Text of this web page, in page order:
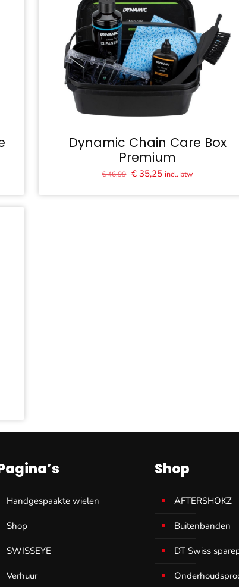
Dynamic Chain Care Box
Premium
€46,99 Oorspronkelijke
€ 35,25Huidige
incl. btw
Handgespaakte wielen
Shop
SWISSEYE
Verhuur
Shop
AFTERSHOKZ
Buitenbanden
DT Swiss